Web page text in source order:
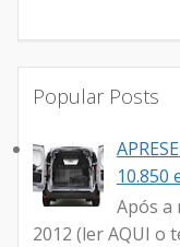
Popular Posts
10.850
Após a
2012 (ler AQUI o